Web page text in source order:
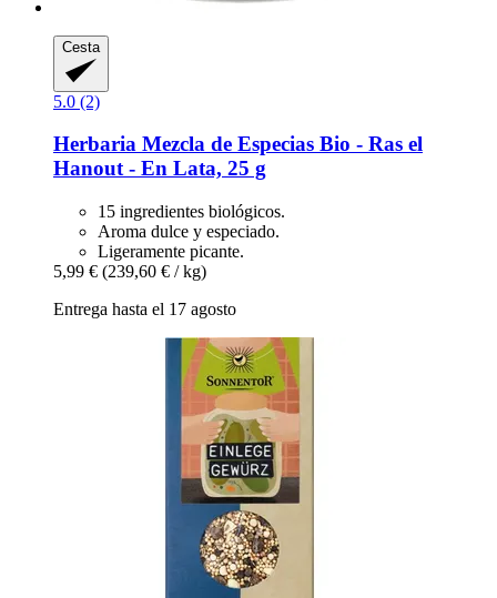
Cesta
5.0 (2)
Herbaria Mezcla de Especias Bio -​ Ras el
Hanout -​ En Lata, 25 g
15 ingredientes biológicos.
Aroma dulce y especiado.
Ligeramente picante.
5,99 € (239,60 € / kg)
Entrega hasta el 17 agosto